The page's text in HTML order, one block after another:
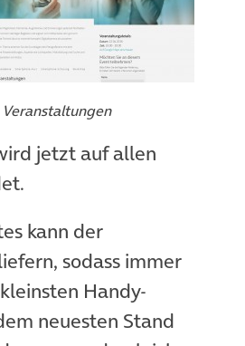
in neuem Tab)
jetzt auf allen
kann der
sodass immer
Handy-
neuesten Stand